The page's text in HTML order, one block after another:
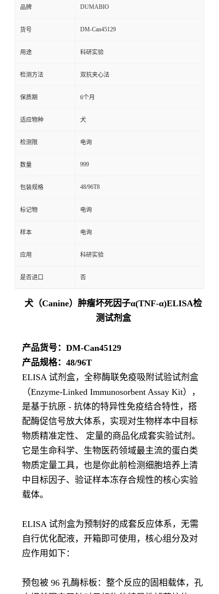
言
品牌 DUMABIO
货号 DM-Can45129
用途 科研实验
检测方法 双抗夹心法
保质期 6个月
适应物种 犬
检测限 电询
数量 999
包装规格 48/96T8
标记物 电询
样本 电询
应用 科研实验
是否进口 否
犬（Canine）肿瘤坏死因子α(TNF-α)ELISA检
测试剂盒
产品货号：DM-Can45129
产品规格：48/96T
ELISA 试剂盒，全称酶联免疫吸附试验试剂盒
（Enzyme-Linked Immunosorbent Assay Kit），
是基于抗原 - 抗体的特异性免疫结合特性，搭
配酶促信号放大体系，实现对生物样本中目标
物质精准定性、 定量的商品化成套实验试剂。
它是生命科学、生物医药领域最主流的蛋白类
物质定量工具，也是你此前检测细胞培养上清
中目标因子、验证样本冻存合规性的核心实验
载体。
ELISA 试剂盒为预制好的成套反应体系，无需
自行优化配液，开箱即可使用，核心组分及对
应作用如下：
预包被 96 孔酶标板：整个反应的固相载体，孔